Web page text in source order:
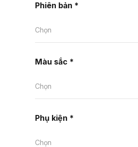
Phiên bản *
Chọn
Màu sắc *
Chọn
Phụ kiện *
Chọn